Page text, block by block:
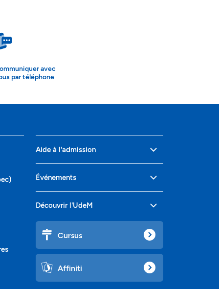
avec
par téléphone
Aide à l'admission
Événements
Découvrir l'UdeM
Cursus
Affiniti